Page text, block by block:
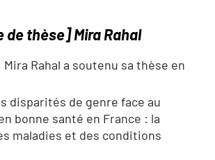
thèse] Mira Rahal
Mira Rahal a soutenu sa thèse en
disparités de genre face au
bonne santé en France : la
maladies et des conditions